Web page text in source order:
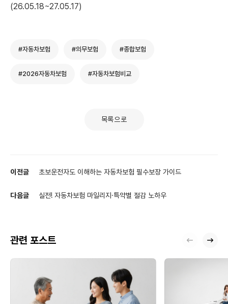
(26.05.18~27.05.17)
#자동차보험 #의무보험 #종합보험
#2026자동차보험 #자동차보험비교
목록으로
이전글 초보운전자도 이해하는 자동차보험 필수보장 가이드
다음글 실전! 자동차보험 마일리지·특약별 절감 노하우
관련 포스트